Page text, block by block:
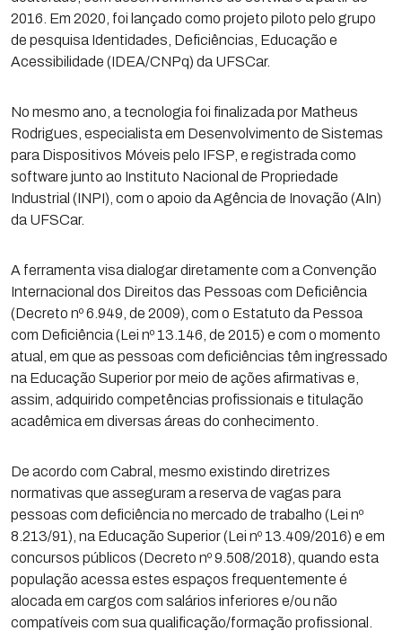
2016. Em 2020, foi lançado como projeto piloto pelo grupo
de pesquisa Identidades, Deficiências, Educação e
Acessibilidade (IDEA/CNPq) da UFSCar.
No mesmo ano, a tecnologia foi finalizada por Matheus
Rodrigues, especialista em Desenvolvimento de Sistemas
para Dispositivos Móveis pelo IFSP, e registrada como
software junto ao Instituto Nacional de Propriedade
Industrial (INPI), com o apoio da Agência de Inovação (AIn)
da UFSCar.
A ferramenta visa dialogar diretamente com a Convenção
Internacional dos Direitos das Pessoas com Deficiência
(Decreto nº 6.949, de 2009), com o Estatuto da Pessoa
com Deficiência (Lei nº 13.146, de 2015) e com o momento
atual, em que as pessoas com deficiências têm ingressado
na Educação Superior por meio de ações afirmativas e,
assim, adquirido competências profissionais e titulação
acadêmica em diversas áreas do conhecimento.
De acordo com Cabral, mesmo existindo diretrizes
normativas que asseguram a reserva de vagas para
pessoas com deficiência no mercado de trabalho (Lei nº
8.213/91), na Educação Superior (Lei nº 13.409/2016) e em
concursos públicos (Decreto nº 9.508/2018), quando esta
população acessa estes espaços frequentemente é
alocada em cargos com salários inferiores e/ou não
compatíveis com sua qualificação/formação profissional.